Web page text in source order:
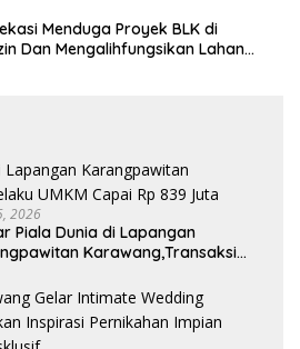
Menduga Proyek BLK di
Dan Mengalihfungsikan Lahan
2026
Piala Dunia di Lapangan
Karawang,Transaksi